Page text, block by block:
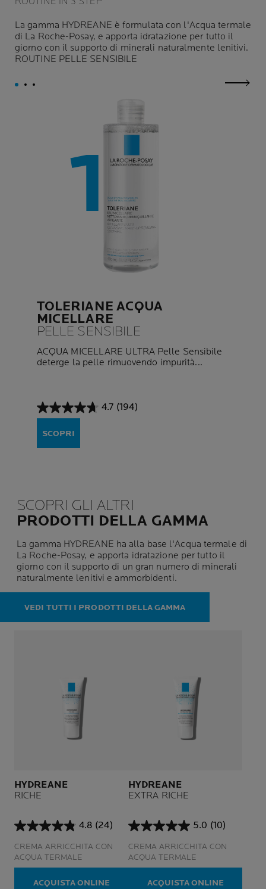
La gamma HYDREANE è formulata con l'Acqua termale
di La Roche-Posay, e apporta idratazione per tutto il
giorno con il supporto di minerali naturalmente lenitivi.
ROUTINE PELLE SENSIBILE
TOLERIANE ACQUA
MICELLARE
PELLE SENSIBILE
ACQUA MICELLARE ULTRA Pelle Sensibile
deterge la pelle rimuovendo impurità...
4.7 (194)
4.7
stelle.
SCOPRI
next
SCOPRI GLI ALTRI
PRODOTTI DELLA GAMMA
La gamma HYDREANE ha alla base l'Acqua termale di
La Roche-Posay, e apporta idratazione per tutto il
giorno con il supporto di un gran numero di minerali
naturalmente lenitivi e ammorbidenti.
VEDI TUTTI I PRODOTTI DELLA GAMMA
HYDREANE
RICHE
4.8 (24)
4.8
su
5
stelle.
CREMA ARRICCHITA CON
ACQUA TERMALE
ACQUISTA ONLINE
HYDREANE
EXTRA RICHE
5.0 (10)
5.0
su
5
stelle.
CREMA ARRICCHITA CON
ACQUA TERMALE
ACQUISTA ONLINE